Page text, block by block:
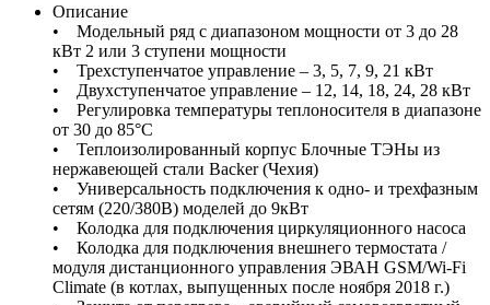
Описание
• Модельный ряд с диапазоном мощности от 3 до 28
кВт 2 или 3 ступени мощности
• Трехступенчатое управление – 3, 5, 7, 9, 21 кВт
• Двухступенчатое управление – 12, 14, 18, 24, 28 кВт
• Регулировка температуры теплоносителя в диапазоне
от 30 до 85°С
• Теплоизолированный корпус Блочные ТЭНы из
нержавеющей стали Backer (Чехия)
• Универсальность подключения к одно- и трехфазным
сетям (220/380В) моделей до 9кВт
• Колодка для подключения циркуляционного насоса
• Колодка для подключения внешнего термостата /
модуля дистанционного управления ЭВАН GSM/Wi-Fi
Climate (в котлах, выпущенных после ноября 2018 г.)